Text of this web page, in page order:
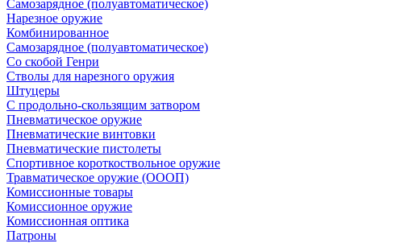
Самозарядное (полуавтоматическое)
Нарезное оружие
Комбинированное
Самозарядное (полуавтоматическое)
Со скобой Генри
Стволы для нарезного оружия
Штуцеры
С продольно-скользящим затвором
Пневматическое оружие
Пневматические винтовки
Пневматические пистолеты
Спортивное короткоствольное оружие
Травматическое оружие (ОООП)
Комиссионные товары
Комиссионное оружие
Комиссионная оптика
Патроны